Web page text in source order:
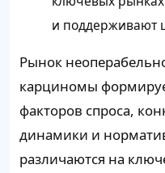
и поддерживают
Рынок
карциномы
факторов спроса,
динамики и
различаются на